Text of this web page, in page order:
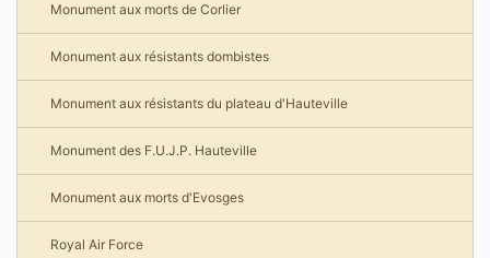
Monument aux morts de Corlier
Monument aux résistants dombistes
Monument aux résistants du plateau d'Hauteville
Monument des F.U.J.P. Hauteville
Monument aux morts d'Evosges
Royal Air Force